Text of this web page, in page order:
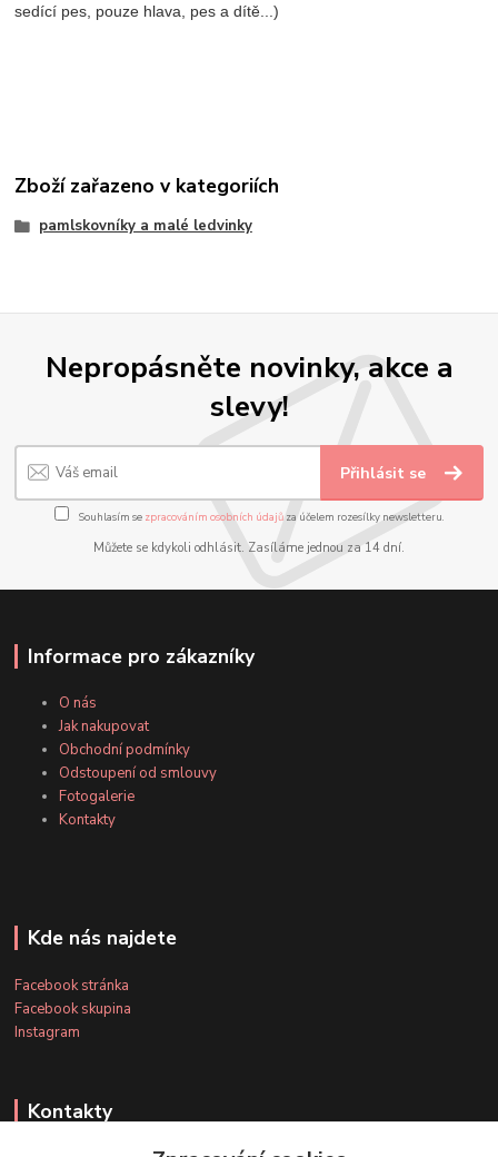
sedící pes, pouze hlava, pes a dítě...)
Zboží zařazeno v kategoriích
pamlskovníky a malé ledvinky
Nepropásněte novinky, akce a
slevy!
Přihlásit se
Souhlasím se zpracováním osobních údajůza účelem rozesílky newsletteru.
Můžete se kdykoli odhlásit. Zasíláme jednou za 14 dní.
Informace pro zákazníky
O nás
Jak nakupovat
Obchodní podmínky
Odstoupení od smlouvy
Fotogalerie
Kontakty
Kde nás najdete
Facebook stránka
Facebook skupina
Instagram
Kontakty